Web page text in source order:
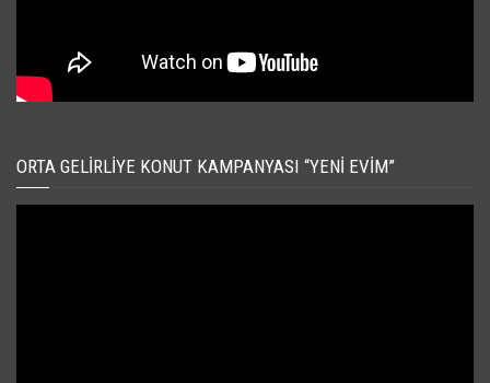
ORTA GELIRLIYE KONUT KAMPANYASI “YENI EVIM”